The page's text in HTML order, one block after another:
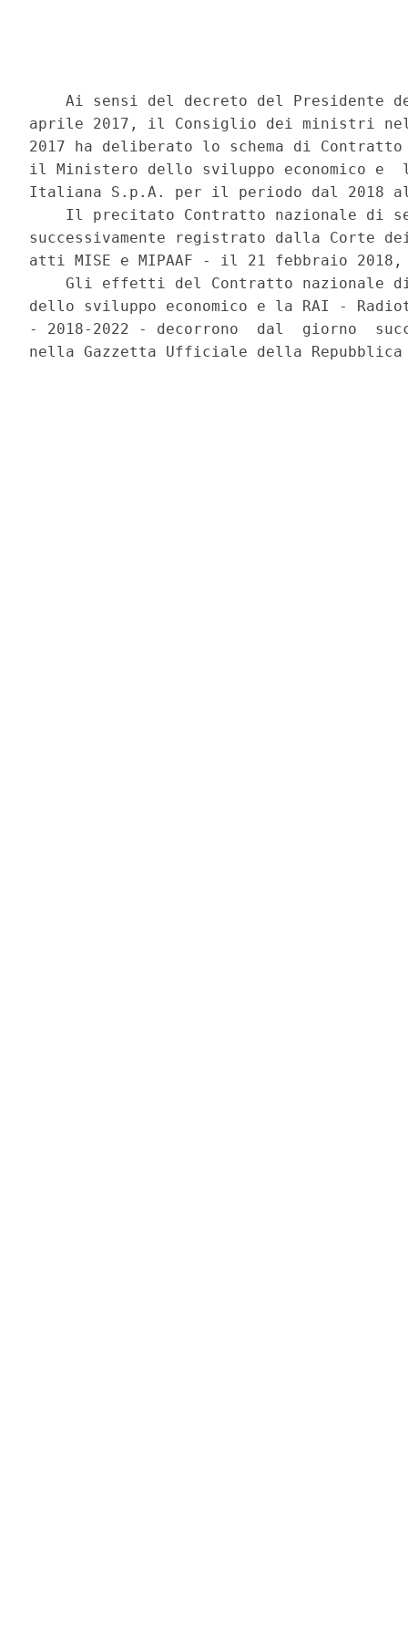
Ai sensi del decreto del Presidente
aprile 2017, il Consiglio dei ministri
2017 ha deliberato lo schema di
il Ministero dello sviluppo economico e
Italiana S.p.A. per il periodo dal 2018
Il precitato Contratto nazionale di
successivamente registrato dalla
atti MISE e MIPAAF - il 21 febbraio
Gli effetti del Contratto nazionale
dello sviluppo economico e la RAI -
- 2018-2022 - decorrono  dal  giorno